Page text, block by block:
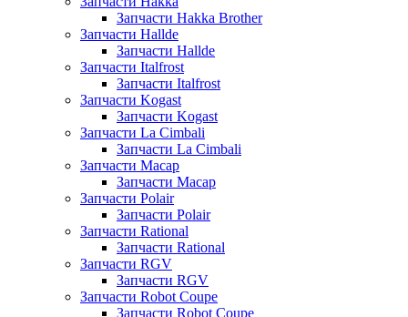
Запчасти Hakka Brother
Запчасти Hallde
Запчасти Hallde
Запчасти Italfrost
Запчасти Italfrost
Запчасти Kogast
Запчасти Kogast
Запчасти La Cimbali
Запчасти La Cimbali
Запчасти Macap
Запчасти Macap
Запчасти Polair
Запчасти Polair
Запчасти Rational
Запчасти Rational
Запчасти RGV
Запчасти RGV
Запчасти Robot Coupe
Запчасти Robot Coupe